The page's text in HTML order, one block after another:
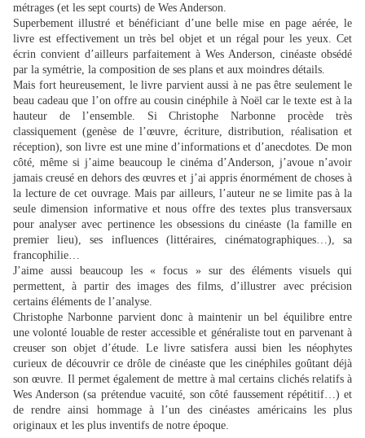
métrages (et les sept courts) de Wes Anderson.
Superbement illustré et bénéficiant d’une belle mise en page aérée, le
livre est effectivement un très bel objet et un régal pour les yeux. Cet
écrin convient d’ailleurs parfaitement à Wes Anderson, cinéaste obsédé
par la symétrie, la composition de ses plans et aux moindres détails.
Mais fort heureusement, le livre parvient aussi à ne pas être seulement le
beau cadeau que l’on offre au cousin cinéphile à Noël car le texte est à la
hauteur de l’ensemble. Si Christophe Narbonne procède très
classiquement (genèse de l’œuvre, écriture, distribution, réalisation et
réception), son livre est une mine d’informations et d’anecdotes. De mon
côté, même si j’aime beaucoup le cinéma d’Anderson, j’avoue n’avoir
jamais creusé en dehors des œuvres et j’ai appris énormément de choses à
la lecture de cet ouvrage. Mais par ailleurs, l’auteur ne se limite pas à la
seule dimension informative et nous offre des textes plus transversaux
pour analyser avec pertinence les obsessions du cinéaste (la famille en
premier lieu), ses influences (littéraires, cinématographiques…), sa
francophilie…
J’aime aussi beaucoup les « focus » sur des éléments visuels qui
permettent, à partir des images des films, d’illustrer avec précision
certains éléments de l’analyse.
Christophe Narbonne parvient donc à maintenir un bel équilibre entre
une volonté louable de rester accessible et généraliste tout en parvenant à
creuser son objet d’étude. Le livre satisfera aussi bien les néophytes
curieux de découvrir ce drôle de cinéaste que les cinéphiles goûtant déjà
son œuvre. Il permet également de mettre à mal certains clichés relatifs à
Wes Anderson (sa prétendue vacuité, son côté faussement répétitif…) et
de rendre ainsi hommage à l’un des cinéastes américains les plus
originaux et les plus inventifs de notre époque.